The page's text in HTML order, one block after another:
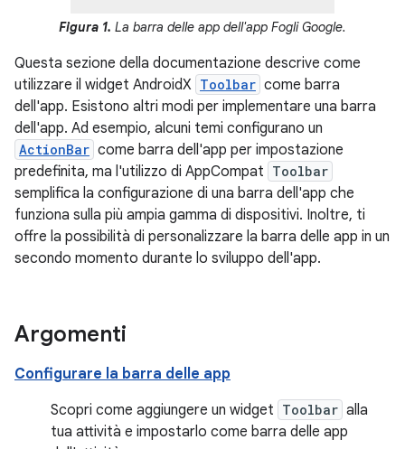
Figura 1. La barra delle app dell'app Fogli Google.
Questa sezione della documentazione descrive come
utilizzare il widget AndroidX Toolbar come barra
dell'app. Esistono altri modi per implementare una barra
dell'app. Ad esempio, alcuni temi configurano un
ActionBar come barra dell'app per impostazione
predefinita, ma l'utilizzo di AppCompat Toolbar
semplifica la configurazione di una barra dell'app che
funziona sulla più ampia gamma di dispositivi. Inoltre, ti
offre la possibilità di personalizzare la barra delle app in un
secondo momento durante lo sviluppo dell'app.
Argomenti
Configurare la barra delle app
Scopri come aggiungere un widget Toolbar alla
tua attività e impostarlo come barra delle app